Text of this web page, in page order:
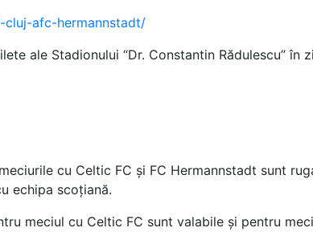
afc-hermannstadt/
ale Stadionului “Dr. Constantin Rădulescu” în
cu Celtic FC și FC Hermannstadt sunt
echipa scoțiană.
meciul cu Celtic FC sunt valabile și pentru